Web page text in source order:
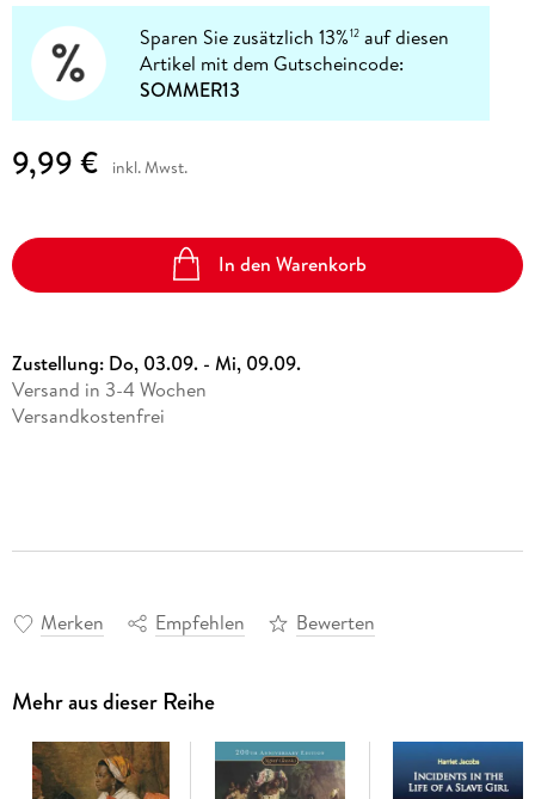
Sparen Sie zusätzlich 13%12 auf diesen
Artikel mit dem Gutscheincode:
SOMMER13
9,99 € inkl. Mwst.
In den Warenkorb
Zustellung: Do, 03.09. - Mi, 09.09.
Versand in 3-4 Wochen
Versandkostenfrei
Merken Empfehlen Bewerten
Mehr aus dieser Reihe